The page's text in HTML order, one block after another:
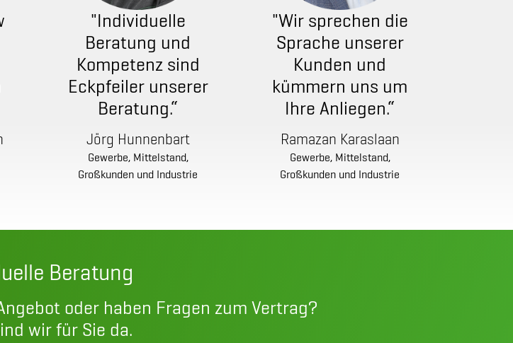
"Individuelle
Beratung und
Kompetenz sind
Eckpfeiler unserer
Beratung.“
Jörg Hunnenbart
Gewerbe, Mittelstand,
Großkunden und Industrie
"Wir sprechen die
Sprache unserer
Kunden und
kümmern uns um
Ihre Anliegen.“
Ramazan Karaslaan
​​​​​​​Gewerbe, Mittelstand,
Großkunden und Industrie
Beratung
oder haben Fragen zum Vertrag?
wir für Sie da.